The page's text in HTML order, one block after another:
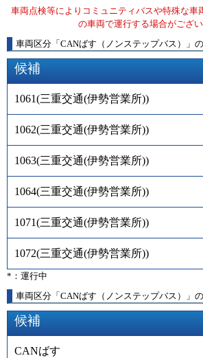
車両点検等によりコミュニティバスや特殊な車
の車両で運行する場合がござい
車両区分 「 CANばす（ノンステップバス） 」
候補
1061(三重交通(伊勢営業所))
1062(三重交通(伊勢営業所))
1063(三重交通(伊勢営業所))
1064(三重交通(伊勢営業所))
1071(三重交通(伊勢営業所))
1072(三重交通(伊勢営業所))
*：運行中
車両区分「CANばす（ノンステップバス）」
候補
CANばす